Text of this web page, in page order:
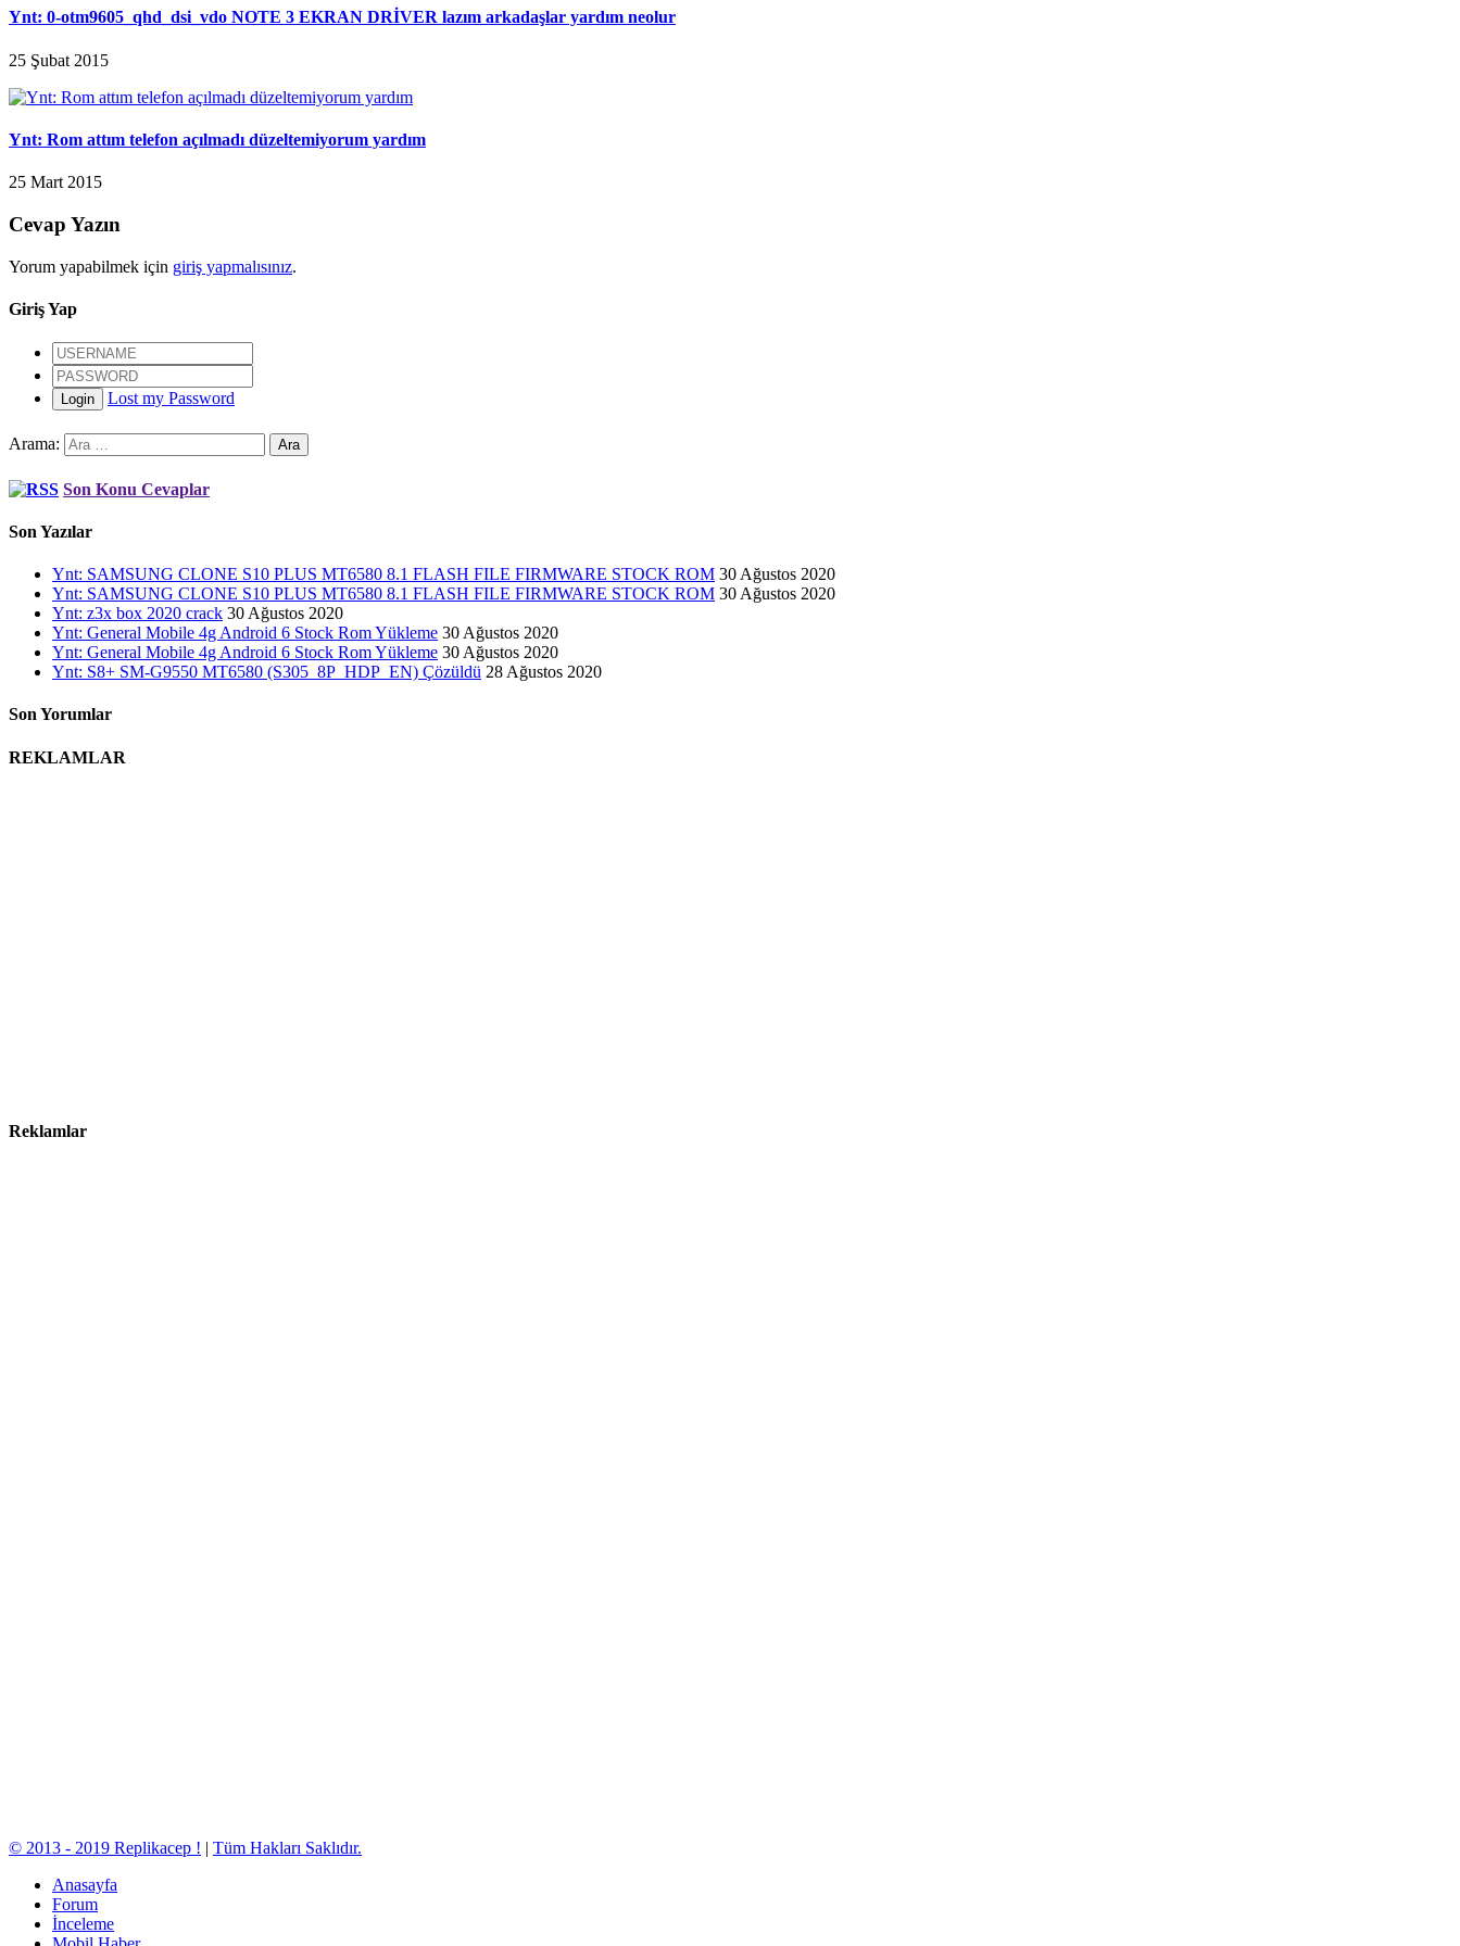
Ynt: 0-otm9605_qhd_dsi_vdo NOTE 3 EKRAN DRİVER lazım arkadaşlar yardım neolur
25 Şubat 2015
Ynt: Rom attım telefon açılmadı düzeltemiyorum yardım
25 Mart 2015
Cevap Yazın
Yorum yapabilmek için giriş yapmalısınız.
Giriş Yap
Login Lost my Password
Arama:
Son Konu Cevaplar
Son Yazılar
Ynt: SAMSUNG CLONE S10 PLUS MT6580 8.1 FLASH FILE FIRMWARE STOCK ROM 30 Ağustos 2020
Ynt: SAMSUNG CLONE S10 PLUS MT6580 8.1 FLASH FILE FIRMWARE STOCK ROM 30 Ağustos 2020
Ynt: z3x box 2020 crack 30 Ağustos 2020
Ynt: General Mobile 4g Android 6 Stock Rom Yükleme 30 Ağustos 2020
Ynt: General Mobile 4g Android 6 Stock Rom Yükleme 30 Ağustos 2020
Ynt: S8+ SM-G9550 MT6580 (S305_8P_HDP_EN) Çözüldü 28 Ağustos 2020
Son Yorumlar
REKLAMLAR
Reklamlar
© 2013 - 2019 Replikacep ! | Tüm Hakları Saklıdır.
Anasayfa
Forum
İnceleme